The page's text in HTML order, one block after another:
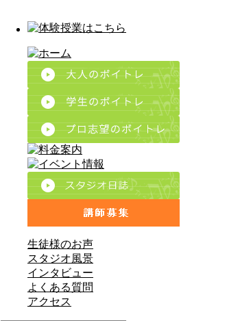
生徒様のお声
スタジオ風景
インタビュー
よくある質問
アクセス